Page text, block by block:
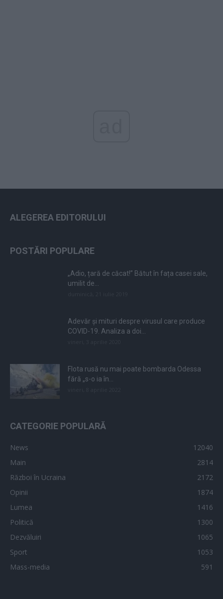
ALEGEREA EDITORULUI
POSTĂRI POPULARE
„Adio, țară de căcat!” Bătut în fața casei sale,
umilit de...
Adevăr și mituri despre virusul care produce
COVID-19. Analiza a doi...
Flota rusă nu mai poate bombarda Odessa
fără „s-o ia în...
CATEGORIE POPULARĂ
News
12040
Main
2814
Război în Ucraina
2172
Opinii
1874
Lumea
1416
Politică
1300
Dezvăluiri
1065
Sport
1053
Mass-media
591